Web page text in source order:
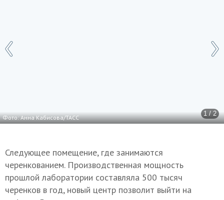
1 / 2
Фото: Анна Кабисова/ТАСС
Следующее помещение, где занимаются
черенкованием. Производственная мощность
прошлой лаборатории составляла 500 тысяч
черенков в год, новый центр позволит выйти на